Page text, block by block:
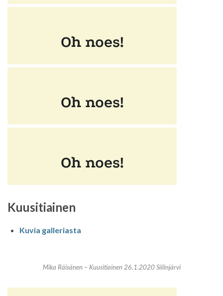
Kuusitiainen
Kuvia galleriasta
Mika Räisänen – Kuusitiainen 26.1.2020 Siilinjärvi